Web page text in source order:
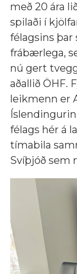
með 20 ára
spilaði í
félagsins
frábærlega,
nú gert
aðallið ÖHF.
leikmenn er
félags hér á
tímabila
Svíþjóð sem